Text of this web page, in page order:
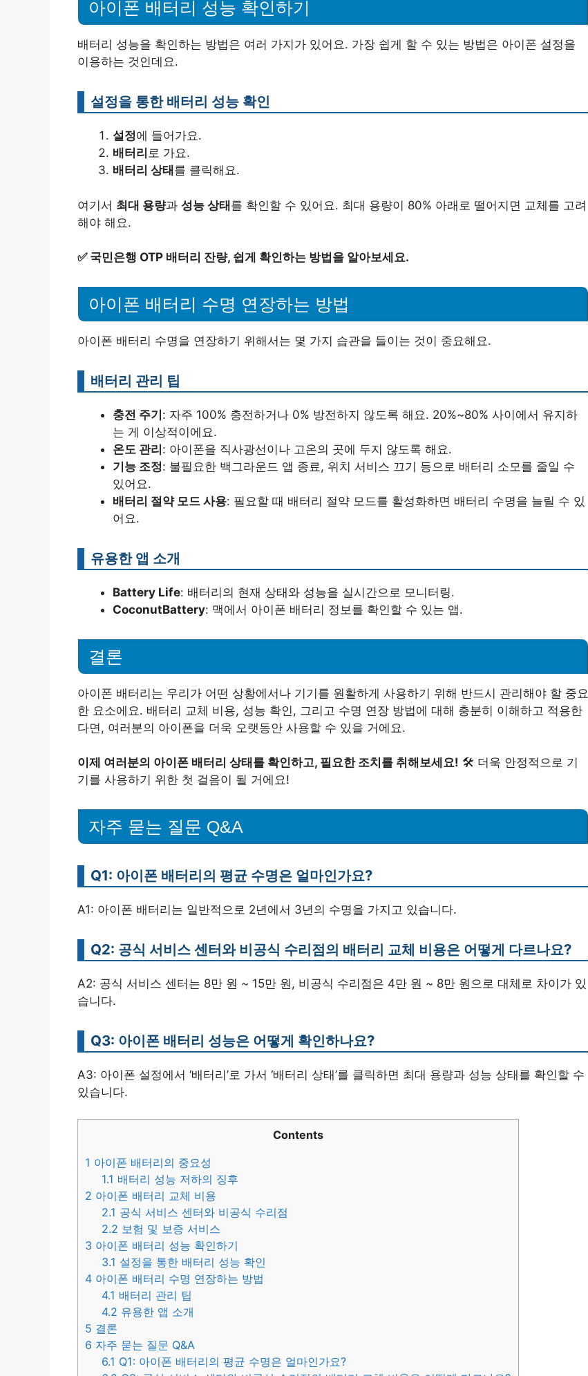
아이폰 배터리 성능 확인하기
배터리 성능을 확인하는 방법은 여러 가지가 있어요. 가장 쉽게 할 수 있는 방법은 아이폰 설정을
이용하는 것인데요.
설정을 통한 배터리 성능 확인
설정에 들어가요.
배터리 로 가요.
배터리 상태 를 클릭해요.
여기서 최대 용량과 성능 상태를 확인할 수 있어요. 최대 용량이 80% 아래로 떨어지면 교체를 고려
해야 해요.
✅ 국민은행 OTP 배터리 잔량, 쉽게 확인하는 방법을 알아보세요.
아이폰 배터리 수명 연장하는 방법
아이폰 배터리 수명을 연장하기 위해서는 몇 가지 습관을 들이는 것이 중요해요.
배터리 관리 팁
충전 주기 : 자주 100% 충전하거나 0% 방전하지 않도록 해요. 20%~80% 사이에서 유지하
는 게 이상적이에요.
온도 관리 : 아이폰을 직사광선이나 고온의 곳에 두지 않도록 해요.
기능 조정: 불필요한 백그라운드 앱 종료, 위치 서비스 끄기 등으로 배터리 소모를 줄일 수
있어요.
배터리 절약 모드 사용: 필요할 때 배터리 절약 모드를 활성화하면 배터리 수명을 늘릴 수 있
어요.
유용한 앱 소개
Battery Life: 배터리의 현재 상태와 성능을 실시간으로 모니터링.
CoconutBattery: 맥에서 아이폰 배터리 정보를 확인할 수 있는 앱.
결론
아이폰 배터리는 우리가 어떤 상황에서나 기기를 원활하게 사용하기 위해 반드시 관리해야 할 중요
한 요소에요. 배터리 교체 비용, 성능 확인, 그리고 수명 연장 방법에 대해 충분히 이해하고 적용한
다면, 여러분의 아이폰을 더욱 오랫동안 사용할 수 있을 거에요.
이제 여러분의 아이폰 배터리 상태를 확인하고, 필요한 조치를 취해보세요! 🛠️ 더욱 안정적으로 기
기를 사용하기 위한 첫 걸음이 될 거에요!
자주 묻는 질문 Q&A
Q1: 아이폰 배터리의 평균 수명은 얼마인가요?
A1: 아이폰 배터리는 일반적으로 2년에서 3년의 수명을 가지고 있습니다.
Q2: 공식 서비스 센터와 비공식 수리점의 배터리 교체 비용은 어떻게 다르나요?
A2: 공식 서비스 센터는 8만 원 ~ 15만 원, 비공식 수리점은 4만 원 ~ 8만 원으로 대체로 차이가 있
습니다.
Q3: 아이폰 배터리 성능은 어떻게 확인하나요?
A3: 아이폰 설정에서 ‘배터리’로 가서 ‘배터리 상태’를 클릭하면 최대 용량과 성능 상태를 확인할 수
있습니다.
Contents
1 아이폰 배터리의 중요성
1.1 배터리 성능 저하의 징후
2 아이폰 배터리 교체 비용
2.1 공식 서비스 센터와 비공식 수리점
2.2 보험 및 보증 서비스
3 아이폰 배터리 성능 확인하기
3.1 설정을 통한 배터리 성능 확인
4 아이폰 배터리 수명 연장하는 방법
4.1 배터리 관리 팁
4.2 유용한 앱 소개
5 결론
6 자주 묻는 질문 Q&A
6.1 Q1: 아이폰 배터리의 평균 수명은 얼마인가요?